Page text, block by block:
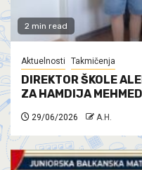
2 min read
Aktuelnosti Takmičenja
DIREKTOR ŠKOLE
ZA HAMDIJA
29/06/2026 A.H.